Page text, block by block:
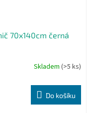
70x140cm černá
Skladem (>5 ks)
Do košíku